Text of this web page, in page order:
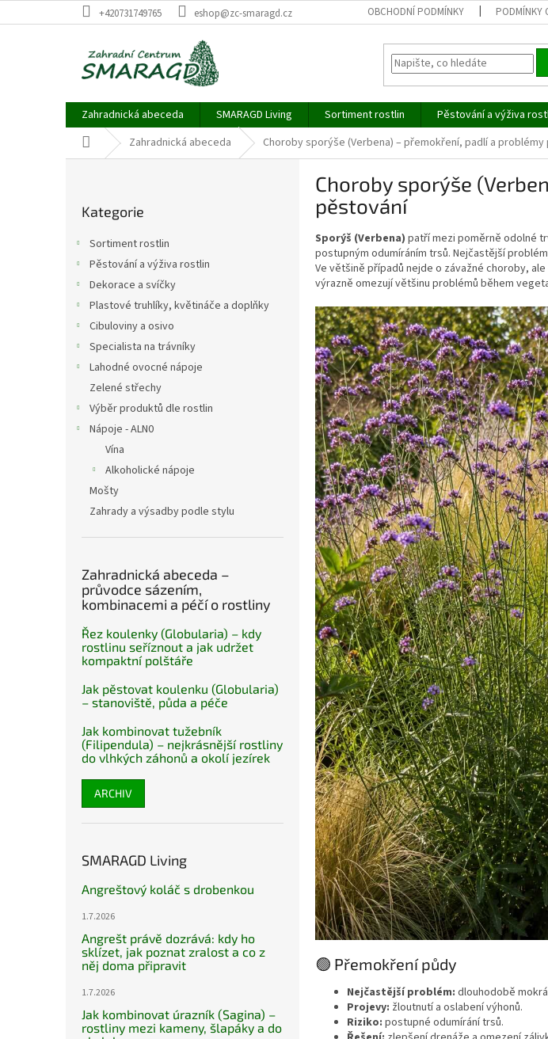
na
+420731749765 eshop@zc-smaragd.cz OBCHODNÍ PODMÍNKY PODMÍNKY
Zahradnická abeceda SMARAGD Living Sortiment rostlin Pěstování a výživa
Domů Zahradnická abeceda Choroby sporýše (Verbena) – přemokření, padlí a
kategorie
Kategorie
Sortiment rostlin
Pěstování a výživa rostlin
Dekorace a svíčky
Plastové truhlíky, květináče a doplňky
Cibuloviny a osivo
Specialista na trávníky
Lahodné ovocné nápoje
Zelené střechy
Výběr produktů dle rostlin
Nápoje - ALN0
Vína
Alkoholické nápoje
Mošty
Zahrady a výsadby podle stylu
Zahradnická abeceda –
průvodce sázením,
kombinacemi a péčí o rostliny
Řez koulenky (Globularia) – kdy
rostlinu seříznout a jak udržet
kompaktní polštáře
Jak pěstovat koulenku (Globularia)
– stanoviště, půda a péče
Jak kombinovat tužebník
(Filipendula) – nejkrásnější rostliny
do vlhkých záhonů a okolí jezírek
ARCHIV
SMARAGD Living
Angreštový koláč s drobenkou
1.7.2026
Angrešt právě dozrává: kdy ho
sklízet, jak poznat zralost a co z
něj doma připravit
1.7.2026
Jak kombinovat úrazník (Sagina) –
rostliny mezi kameny, šlapáky a do
Choroby sporýše
pěstování
Sporýš (Verbena) patří mezi poměrně odolné
postupným odumíráním trsů. Nejčastější
Ve většině případů nejde o závažné choroby,
výrazně omezují většinu problémů během
🟢 Přemokření půdy
Nejčastější problém: dlouhodobě
Projevy: žloutnutí a oslabení výhonů.
Riziko: postupné odumírání trsů.